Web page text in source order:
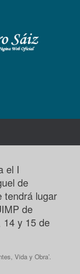
el I
de
tendrá lugar
de
14 y 15 de
Vida y Obra’.